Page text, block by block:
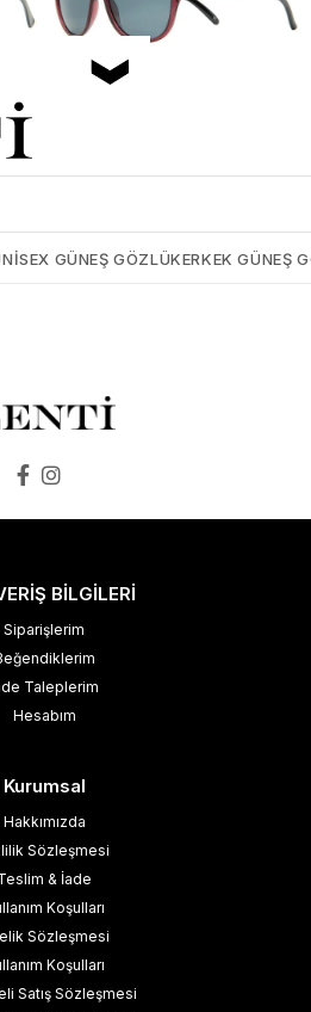
Mia-Maria-OF126-C3-56
BİLGİLERİ
Siparişlerim
Taleplerim
Hesabım
Kurumsal
Hakkımızda
Sözleşmesi
& İade
Koşulları
Sözleşmesi
Koşulları
Satış Sözleşmesi
GÜNEŞ GÖZLÜKERKEK GÜNEŞ